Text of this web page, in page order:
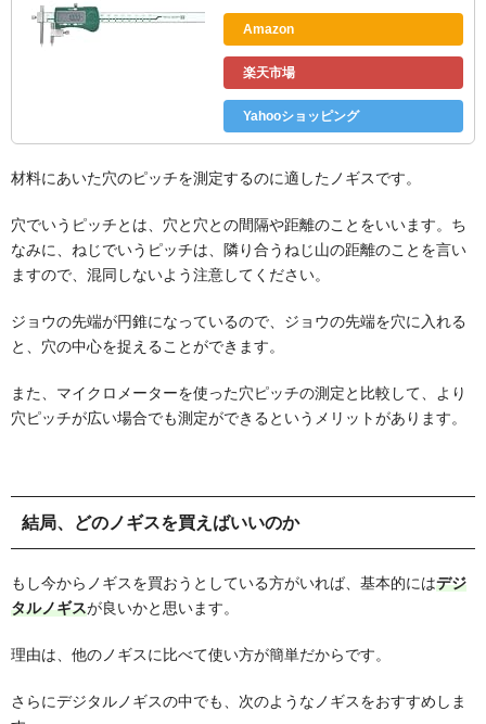
Amazon
楽天市場
Yahooショッピング
材料にあいた穴のピッチを測定するのに適したノギスです。
穴でいうピッチとは、穴と穴との間隔や距離のことをいいます。ち
なみに、ねじでいうピッチは、隣り合うねじ山の距離のことを言い
ますので、混同しないよう注意してください。
ジョウの先端が円錐になっているので、ジョウの先端を穴に入れる
と、穴の中心を捉えることができます。
また、マイクロメーターを使った穴ピッチの測定と比較して、より
穴ピッチが広い場合でも測定ができるというメリットがあります。
結局、どのノギスを買えばいいのか
もし今からノギスを買おうとしている方がいれば、基本的にはデジ
タルノギスが良いかと思います。
理由は、他のノギスに比べて使い方が簡単だからです。
さらにデジタルノギスの中でも、次のようなノギスをおすすめしま